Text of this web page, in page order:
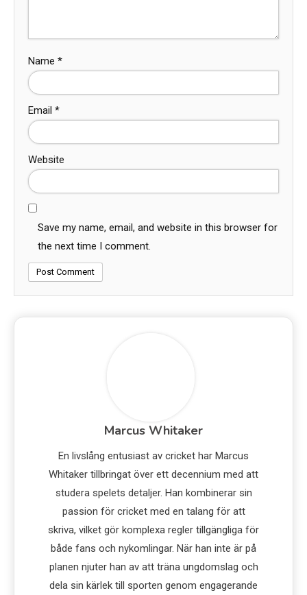
Name *
Email *
Website
Save my name, email, and website in this browser for
the next time I comment.
Marcus Whitaker
En livslång entusiast av cricket har Marcus
Whitaker tillbringat över ett decennium med att
studera spelets detaljer. Han kombinerar sin
passion för cricket med en talang för att
skriva, vilket gör komplexa regler tillgängliga för
både fans och nykomlingar. När han inte är på
planen njuter han av att träna ungdomslag och
dela sin kärlek till sporten genom engagerande